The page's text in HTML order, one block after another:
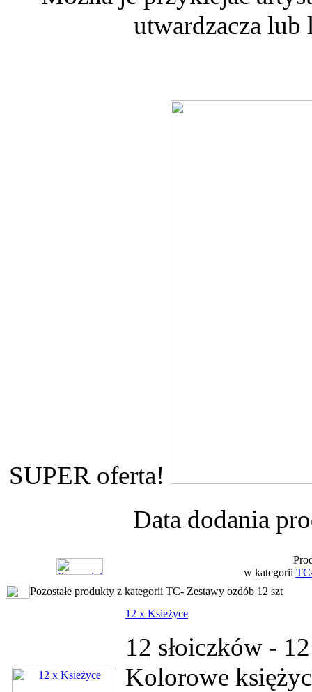
utwardzacza lub
SUPER oferta!
Data dodania
w kategorii
Pozostałe produkty z kategorii TC- Zestawy ozdób 12 szt
12 x Ksieżyce
12 słoiczków -
Kolorowe